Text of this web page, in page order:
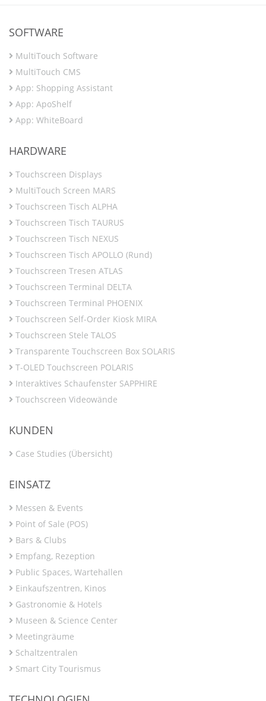
SOFTWARE
MultiTouch Software
MultiTouch CMS
App: Shopping Assistant
App: ApoShelf
App: WhiteBoard
HARDWARE
Touchscreen Displays
MultiTouch Screen MARS
Touchscreen Tisch ALPHA
Touchscreen Tisch TAURUS
Touchscreen Tisch NEXUS
Touchscreen Tisch APOLLO (Rund)
Touchscreen Tresen ATLAS
Touchscreen Terminal DELTA
Touchscreen Terminal PHOENIX
Touchscreen Self-Order Kiosk MIRA
Touchscreen Stele TALOS
Transparente Touchscreen Box SOLARIS
T-OLED Touchscreen POLARIS
Interaktives Schaufenster SAPPHIRE
Touchscreen Videowände
KUNDEN
Case Studies (Übersicht)
EINSATZ
Messen & Events
Point of Sale (POS)
Bars & Clubs
Empfang, Rezeption
Public Spaces, Wartehallen
Einkaufszentren, Kinos
Gastronomie & Hotels
Museen & Science Center
Meetingräume
Schaltzentralen
Smart City Tourismus